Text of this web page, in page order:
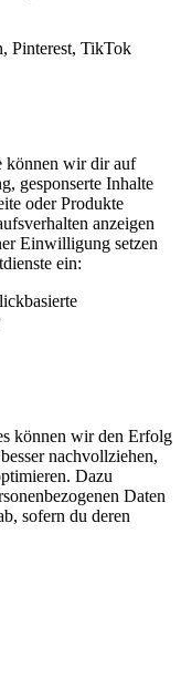
Pinterest, TikTok
können wir dir auf
gesponserte Inhalte
oder Produkte
anzeigen
Einwilligung setzen
ein:
können wir den Erfolg
nachvollziehen,
Dazu
Daten
sofern du deren